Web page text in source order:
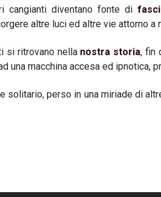
cangianti diventano fonte di
altre luci ed altre vie attorno a
si ritrovano nella nostra storia, fin
una macchina accesa ed ipnotica,
perso in una miriade di